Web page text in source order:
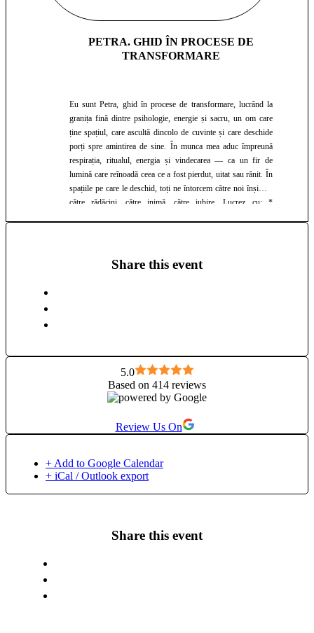
PETRA. GHID ÎN PROCESE DE
TRANSFORMARE
Eu sunt Petra, ghid în procese de transformare, lucrând la
granița fină dintre psihologie, energie și sacru, un om care
ține spațiul, care ascultă dincolo de cuvinte și care deschide
porți spre amintirea de sine. În munca mea aduc împreună
respirația, ritualul, energia și vindecarea — ca un fir de
lumină care reînoadă ceea ce a fost pierdut, uitat sau rănit. În
spațiile pe care le deschid, toți ne întorcem către noi înșine...
către rădăcini, către inimă, către iubire. Lucrez cu: *
potențialului interior * Sesiuni de Channeling, rezoluții
creatoare și vindecarea femininului * Spații de integrare,
Q&A terapeutic și susținere emoțională. Sunt aici ca să te
însoțesc cu blândețe, cu vedere limpezită și cu respect pentru
ritmul tău, în locul unde tăcerea vindecă, unde cuvintele ating,
întâmpin cu deschidere, prezență și respect pentru ritmul tău
Share this event
5.0
Based on 414 reviews
Review Us On
+ Add to Google Calendar
+ iCal / Outlook export
Share this event